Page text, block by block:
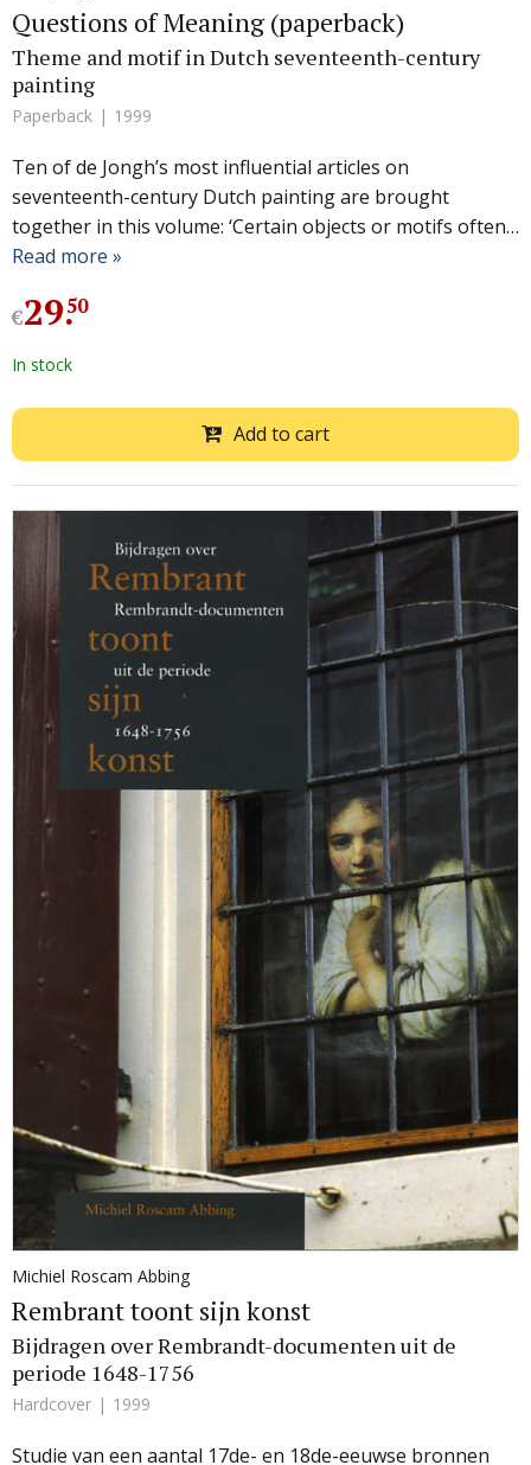
Questions of Meaning (paperback)
Theme and motif in Dutch seventeenth-century
painting
Paperback 1999
Ten of de Jongh’s most influential articles on
seventeenth-century Dutch painting are brought
together in this volume: ‘Certain objects or motifs often…
Read more »
€29.
50
In stock
Add to cart
Michiel Roscam Abbing
Rembrant toont sijn konst
Bijdragen over Rembrandt-documenten uit de
periode 1648-1756
Hardcover 1999
Studie van een aantal 17de- en 18de-eeuwse bronnen